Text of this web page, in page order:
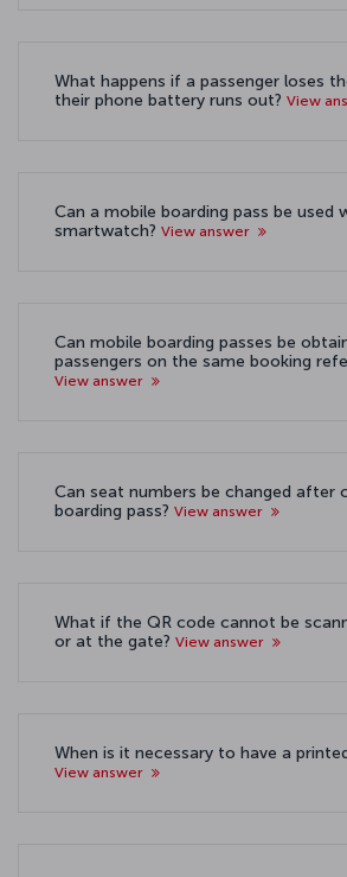
What happens if a passenger loses
their phone battery runs out? View
Can a mobile boarding pass be used
smartwatch? View answer
Can mobile boarding passes be
passengers on the same booking
View answer
Can seat numbers be changed after
boarding pass? View answer
What if the QR code cannot be
or at the gate? View answer
When is it necessary to have a
View answer